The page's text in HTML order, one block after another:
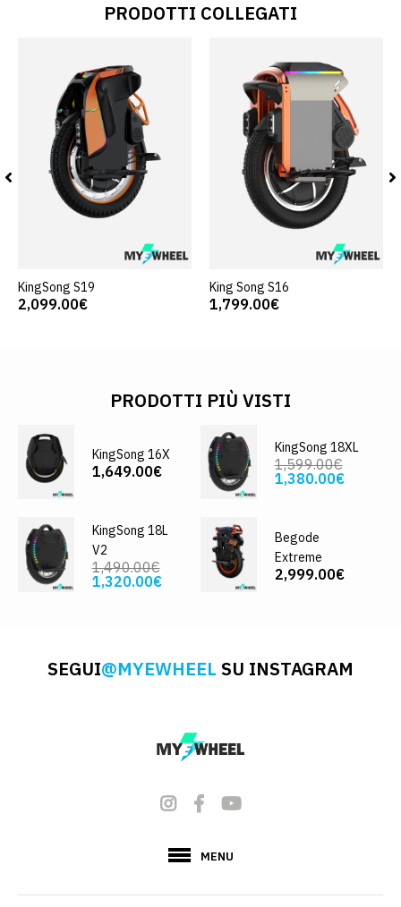
PRODOTTI COLLEGATI
KingSong S19
2,099.00€
King Song S16
1,799.00€
PRODOTTI PIÙ VISTI
KingSong 16X
1,649.00€
KingSong 18XL
1,599.00€
1,380.00€
KingSong 18L
V2
1,490.00€
1,320.00€
Begode
Extreme
2,999.00€
SEGUI@MYEWHEEL SU INSTAGRAM
MENU